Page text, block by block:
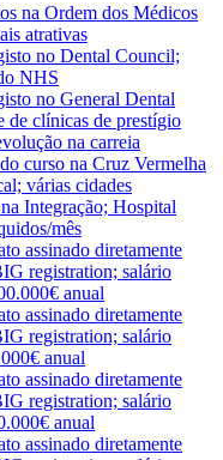
na Ordem dos Médicos
atrativas
no Dental Council;
NHS
no General Dental
de clínicas de prestígio
na carreia
curso na Cruz Vermelha
várias cidades
Integração; Hospital
mês
assinado diretamente
registration; salário
anual
assinado diretamente
registration; salário
anual
assinado diretamente
registration; salário
anual
assinado diretamente